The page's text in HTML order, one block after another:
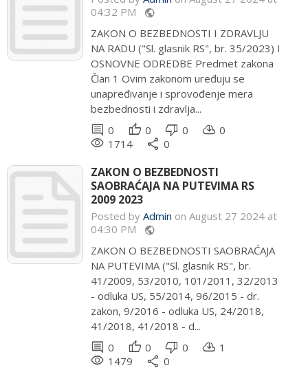
04:32 PM public
ZAKON O BEZBEDNOSTI I ZDRAVLJU
NA RADU ("Sl. glasnik RS", br. 35/2023) I
OSNOVNE ODREDBE Predmet zakona
Član 1 Ovim zakonom uređuju se
unapređivanje i sprovođenje mera
bezbednosti i zdravlja...
comment 0 thumb_up 0 thumb_down 0 cloud_download 0
remove_red_eye 1714 share 0
ZAKON O BEZBEDNOSTI
SAOBRAĆAJA NA PUTEVIMA RS
2009 2023
Posted by Admin on August 27 2024 at
04:30 PM public
ZAKON O BEZBEDNOSTI SAOBRAĆAJA
NA PUTEVIMA ("Sl. glasnik RS", br.
41/2009, 53/2010, 101/2011, 32/2013
- odluka US, 55/2014, 96/2015 - dr.
zakon, 9/2016 - odluka US, 24/2018,
41/2018, 41/2018 - d...
comment 0 thumb_up 0 thumb_down 0 cloud_download 1
remove_red_eye 1479 share 0